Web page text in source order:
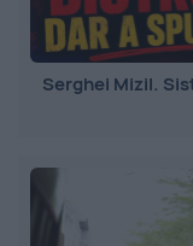
Serghei Mizil.